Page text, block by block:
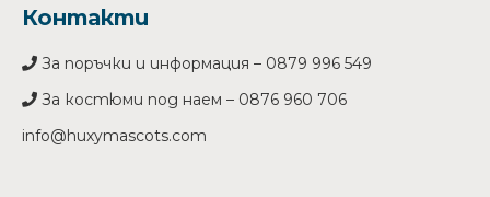
Контакти
За поръчки и информация – 0879 996 549
За костюми под наем – 0876 960 706
info@huxymascots.com